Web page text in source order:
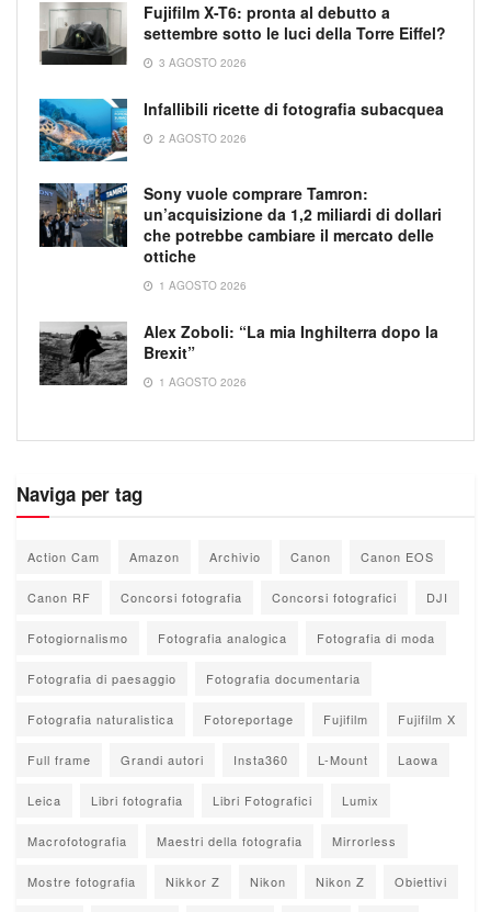
Fujifilm X-T6: pronta al debutto a
settembre sotto le luci della Torre Eiffel?
3 AGOSTO 2026
Infallibili ricette di fotografia subacquea
2 AGOSTO 2026
Sony vuole comprare Tamron:
un’acquisizione da 1,2 miliardi di dollari
che potrebbe cambiare il mercato delle
ottiche
1 AGOSTO 2026
Alex Zoboli: “La mia Inghilterra dopo la
Brexit”
1 AGOSTO 2026
Naviga per tag
Action Cam Amazon Archivio Canon Canon EOS
Canon RF Concorsi fotografia Concorsi fotografici DJI
Fotogiornalismo Fotografia analogica Fotografia di moda
Fotografia di paesaggio Fotografia documentaria
Fotografia naturalistica Fotoreportage Fujifilm Fujifilm X
Full frame Grandi autori Insta360 L-Mount Laowa
Leica Libri fotografia Libri Fotografici Lumix
Macrofotografia Maestri della fotografia Mirrorless
Mostre fotografia Nikkor Z Nikon Nikon Z Obiettivi